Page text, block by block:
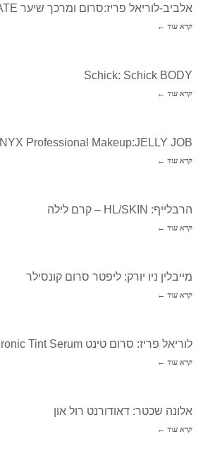
אלביב-לוריאל פריז:סרום ומרכך שיער ULTIMATE
קרא עוד ←
Schick: Schick BODY
קרא עוד ←
NYX Professional Makeup:JELLY JOB
קרא עוד ←
הרבלייף: HL/SKIN – קרם לילה
קרא עוד ←
מייבלין ניו יורק: ליפטר סרום קונסילר
קרא עוד ←
לוריאל פריז: סרום טינט Hyaluronic Tint Serum
קרא עוד ←
אלונה שכטר: דאודורנט רול און
קרא עוד ←